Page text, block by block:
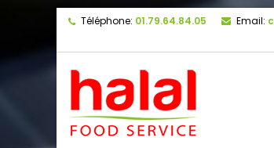
Téléphone: 01.79.64.84.05 Email: